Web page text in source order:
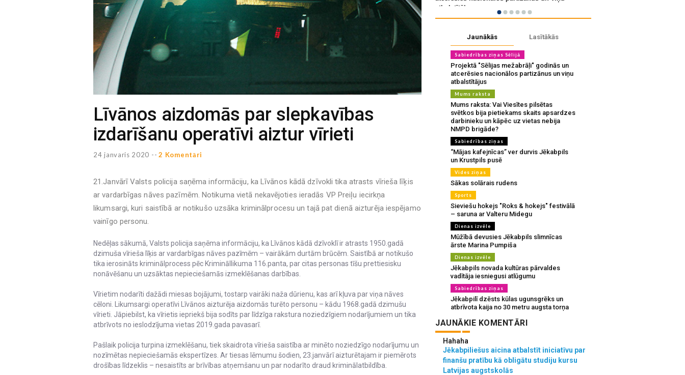
Līvānos aizdomās par slepkavības
izdarīšanu operatīvi aiztur vīrieti
24 janvaris 2020 -- 2 Komentāri
21.Janvārī Valsts policija saņēma informāciju, ka Līvānos kādā dzīvokli tika atrasts vīrieša līķis
ar vardarbīgas nāves pazīmēm. Notikuma vietā nekavējoties ieradās VP Preiļu iecirkņa
likumsargi, kuri saistībā ar notikušo uzsāka kriminālprocesu un tajā pat dienā aizturēja iespējamo
vainīgo personu.
Nedēļas sākumā, Valsts policija saņēma informāciju, ka Līvānos kādā dzīvoklī ir atrasts 1950.gadā
dzimuša vīrieša līķis ar vardarbīgas nāves pazīmēm – vairākām durtām brūcēm. Saistībā ar notikušo
tika ierosināts kriminālprocess pēc Krimināllikuma 116.panta, par citas personas tīšu prettiesisku
nonāvēšanu un uzsāktas nepieciešamās izmeklēšanas darbības.
Vīrietim nodarīti dažādi miesas bojājumi, tostarp vairāki naža dūrienu, kas arī kļuva par viņa nāves
cēloni. Likumsargi operatīvi Līvānos aizturēja aizdomās turēto personu – kādu 1968.gadā dzimušu
vīrieti. Jāpiebilst, ka vīrietis iepriekš bija sodīts par līdzīga rakstura noziedzīgiem nodarījumiem un tika
atbrīvots no ieslodzījuma vietas 2019.gada pavasarī.
Pašlaik policija turpina izmeklēšanu, tiek skaidrota vīrieša saistība ar minēto noziedzīgo nodarījumu un
nozīmētas nepieciešamās ekspertīzes. Ar tiesas lēmumu šodien, 23.janvārī aizturētajam ir piemērots
drošības līdzeklis – nesaistīts ar brīvības atņemšanu un par nodarīto draud kriminālatbildība.
Jaunākās Lasītākās
Sabiedrības ziņas Sēlijā
Projektā "Sēlijas mežabrāļi" godinās un
atcerēsies nacionālos partizānus un viņu
atbalstītājus
Mums raksta
Mums raksta: Vai Viesītes pilsētas
svētkos bija pietiekams skaits apsardzes
darbinieku un kāpēc uz vietas nebija
NMPD brigāde?
Sabiedrības ziņas
“Mājas kafejnīcas” ver durvis Jēkabpils
un Krustpils pusē
Vides ziņas
Sākas solārais rudens
Sports
Sieviešu hokejs "Roks & hokejs" festivālā
– saruna ar Valteru Midegu
Dienas izvēle
Mūžībā devusies Jēkabpils slimnīcas
ārste Marina Pumpiša
Dienas izvēle
Jēkabpils novada kultūras pārvaldes
vadītāja iesniegusi atlūgumu
Sabiedrības ziņas
Jēkabpilī dzēsts kūlas ugunsgrēks un
atbrīvota kaija no 30 metru augsta torņa
JAUNĀKIE KOMENTĀRI
Hahaha
Jēkabpiliešus aicina atbalstīt iniciatīvu par
finanšu pratību kā obligātu studiju kursu
Latvijas augstskolās